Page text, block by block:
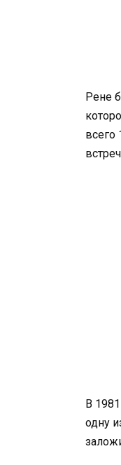
Рене
всего
В
одну